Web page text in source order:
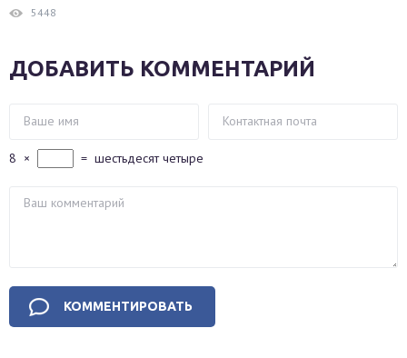
5448
ДОБАВИТЬ КОММЕНТАРИЙ
8 × = шестьдесят четыре